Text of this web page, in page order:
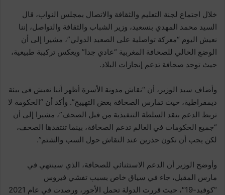
خلال اجتماع لجنة التعليم والثقافة والاتصال بمجلس النواب، قال
السيد محمد المهدي بنسعيد، وزير الشباب والثقافة والتواصل، إننا
نعيش اليوم “معركة تواصلية على الصعيد الدولي”، مشيرا إلى أن
الوضع الحالي للصحافة المغربية “عادي جدا” ويعكس تركيبة طبيعية،
حيث توجد صحافة تدعم إنجازات البلاد.
وأضاف سيد الوزير، أن “نقاش مدونة الأسرة أظهر أننا نعيش في بيئة
ديمقراطية، حيث تمارس الصحافة بعض التهييج”. وأكد أن “الحكومة لا
تربط الدعم بنقد السلطة التنفيذية من قبل الصحف”، مشيرا إلى أن
“جميع الحكومات في العالم تدعم الصحافة، بينما تنتقدها الصحف،
لكن يجب أن نكون حذرين عند النقاش حول السب والشتم”.
وأوضح الوزير أن الدعم الاستثنائي للصحافة، الذي سينتهي في
مارس المقبل، جاء في سياق خاص بسبب تفشي فيروس
“كوفيد-19″، حيث قررت الدولة تحمل الأجور، ورصدت في عام 2021